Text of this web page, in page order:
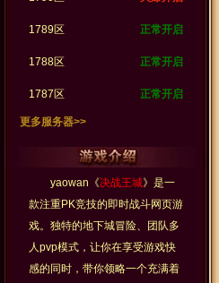
正常开启
1789区
正常开启
1788区
正常开启
1787区
更多服务器>>
yaowan《决战王城》是一
款注重PK竞技的即时战斗网页游
戏。独特的地下城冒险、团队多
人pvp模式，让你在享受游戏快
感的同时，带你领略一个充满着